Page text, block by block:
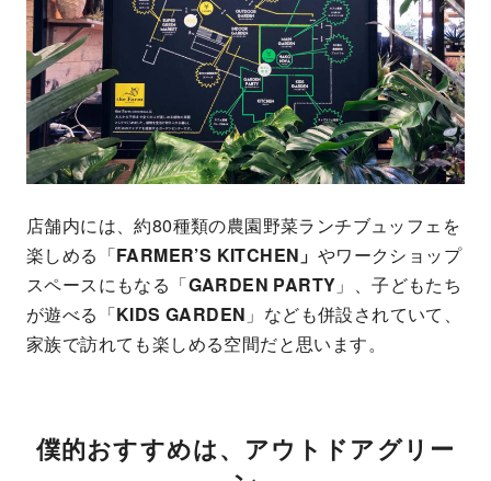
店舗内には、約80種類の農園野菜ランチブュッフェを
楽しめる「FARMER’S KITCHEN」 やワークショップ
スペースにもなる「GARDEN PARTY 」、子どもたち
が遊べる「KIDS GARDEN 」なども併設されていて、
家族で訪れても楽しめる空間だと思います。
僕的おすすめは、アウトドアグリー